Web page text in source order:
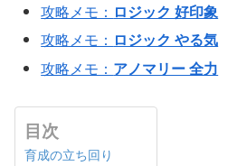
攻略メモ： ロジック 好印象
攻略メモ： ロジック やる気
攻略メモ： アノマリー 全力
目次
育成の立ち回り